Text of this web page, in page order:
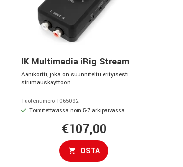
IK Multimedia iRig Stream
Äänikortti, joka on suunniteltu erityisesti
striimauskäyttöön.
Tuotenumero 1065092
Toimitettavissa noin 5-7 arkipäivässä
€107,00
OSTA